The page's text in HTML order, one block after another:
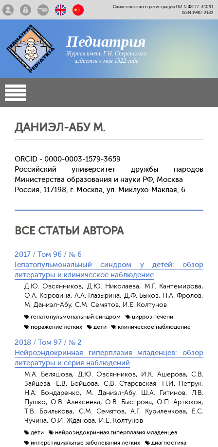
Свидетельство о регистрации ПИ N ФС77-34091
ISSN 1990-2182
Педиатрия
Журнал имени Г.Н. Сперанского
издается с мая 1922 года
ДАНИЭЛ-АБУ М.
ORCID - 0000-0003-1579-3659
Российский университет дружбы народов
Министерства образования и науки РФ, Москва
Россия, 117198, г. Москва, ул. Миклухо-Маклая, 6
ВСЕ СТАТЬИ АВТОРА
2017 / Том 96 / № 6
Гепатопульмональный синдром у детей: обзор
литературы и клиническое наблюдение
Д.Ю. Овсянников, Д.Ю. Николаева, М.Г. Кантемирова,
О.А. Коровина, А.А. Глазырина, Д.Ф. Быков, П.А. Фролов,
М. Даниэл-Абу, С.М. Семятов, И.Е. Колтунов
гепатопульмональный синдром
цирроз печени
поражение легких
дети клиническое наблюдение
2018 / Том 97 / № 2
Нейроэндокринная гиперплазия младенцев: обзор
литературы и серия наблюдений
М.А. Беляшова, Д.Ю. Овсянников, И.К. Ашерова, С.В.
Зайцева, Е.В. Бойцова, С.В. Старевская, Н.И. Петрук,
Н.А. Бондаренко, М. Даниэл-Абу, Ш.А. Гитинов, Л.В.
Пушко, О.В. Алексеева, О.В. Быстрова, О.П. Артюков,
Т.В. Брилькова, С.М. Семятов, А.Г. Куриленкова, Е.С.
Чучина, О.И. Жданова, И.Е. Колтунов
дети
нейроэндокринная гиперплазия младенцев
интерстициальные заболевания легких
диагностика